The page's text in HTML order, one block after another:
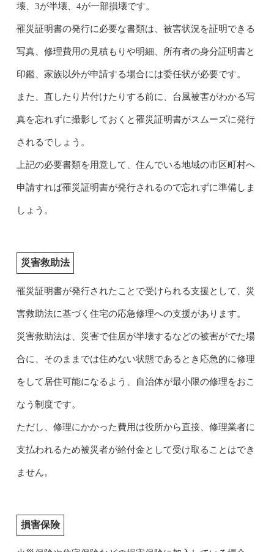
壊、3が半壊、4が一部損壊です。
罹災証明書の発行に必要な書類は、被害状況を証明できる
写真、修理費用の見積もりや明細、所有者の身分証明書と
印鑑、家族以外が申請する場合には委任状が必要です。
また、直したり片付けたりする前に、台風被害がわかる写
真を忘れずに撮影しておくと罹災証明書がスムーズに発行
されるでしょう。
上記の必要書類を用意して、住んでいる地域の市区町村へ
申請すれば罹災証明書が発行されるので忘れずに準備しま
しょう。
災害救助法
罹災証明書が発行されたことで受けられる支援として、災
害救助法に基づく住宅の応急修理への支援があります。
災害救助法は、災害で住居が半壊するなどの被害がでた場
合に、そのままでは住めない状態であるとき応急的に修理
をして居住可能になるよう、自治体が最小限の修理をおこ
なう制度です。
ただし、修理にかかった費用は役所から直接、修理業者に
支払われるため被災者が給付金として受け取ることはでき
ません。
損害保険